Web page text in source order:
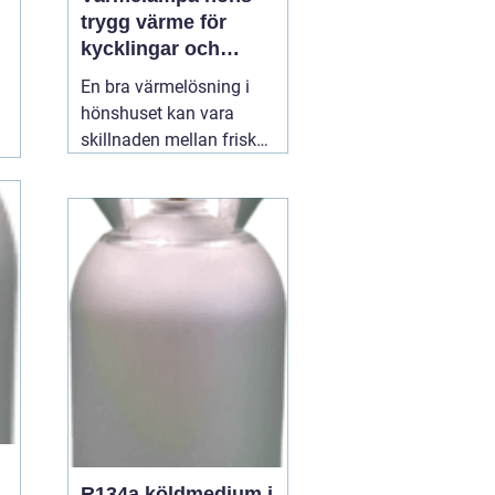
trygg värme för
kycklingar och
vuxna höns
En bra värmelösning i
hönshuset kan vara
skillnaden mellan friska,
onödig stress eller
sjukdom. När
temperaturen faller, eller
när nya kycklingar
stabil, säker och jämn